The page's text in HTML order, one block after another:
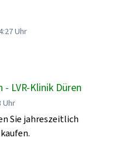
Uhr
LVR-Klinik Düren
Uhr
Sie jahreszeitlich